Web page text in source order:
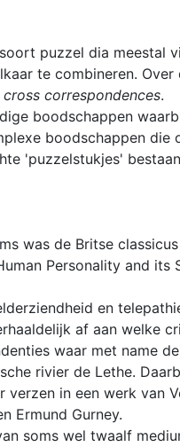
puzzel dia meestal
te combineren.
cross correspondences.
boodschappen
boodschappen die
'puzzelstukjes'
was de Britse
Personality and its
en
af aan welke
waar met name
rivier de Lethe.
in een werk van
Ermund Gurney.
soms wel twaalf